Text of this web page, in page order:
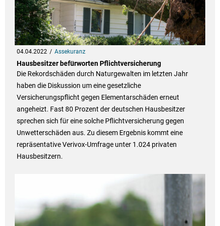
04.04.2022 Assekuranz
Hausbesitzer befürworten Pflichtversicherung
Die Rekordschäden durch Naturgewalten im letzten Jahr
haben die Diskussion um eine gesetzliche
Versicherungspflicht gegen Elementarschäden erneut
angeheizt. Fast 80 Prozent der deutschen Hausbesitzer
sprechen sich für eine solche Pflichtversicherung gegen
Unwetterschäden aus. Zu diesem Ergebnis kommt eine
repräsentative Verivox-Umfrage unter 1.024 privaten
Hausbesitzern.